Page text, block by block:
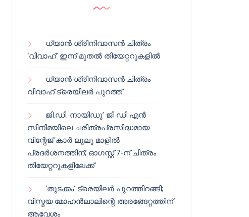
ധ്യാൻ ശ്രീനിവാസൻ ചിത്രം
‘വിവാഹ്’ ഇന്ന് മുതൽ തിയേറ്ററുകളിൽ
ധ്യാൻ ശ്രീനിവാസൻ ചിത്രം
വിവാഹ് ട്രെയിലർ പുറത്ത്
ജി.ഡി. നായിഡു’ ജി ഡി എൻ
സിനിമയിലെ ചരിത്രപ്രസിദ്ധമായ
വിന്റേജ് കാർ ലുലു മാളിൽ
പ്രദർശനത്തിന്; ഓഗസ്റ്റ് 7-ന് ചിത്രം
തിയേറ്ററുകളിലേക്ക്
‘തുടക്കം’ ട്രെയിലർ പുറത്തിറങ്ങി;
വിസ്മയ മോഹൻലാലിന്റെ അരങ്ങേറ്റത്തിന്
ആവേശം